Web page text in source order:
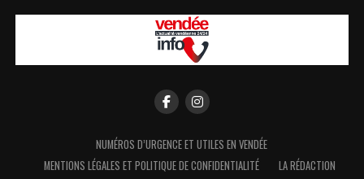
NUMÉROS D’URGENCE ET UTILES EN VENDÉE
MENTIONS LÉGALES ET POLITIQUE DE CONFIDENTIALITÉ
LA RÉDACTION